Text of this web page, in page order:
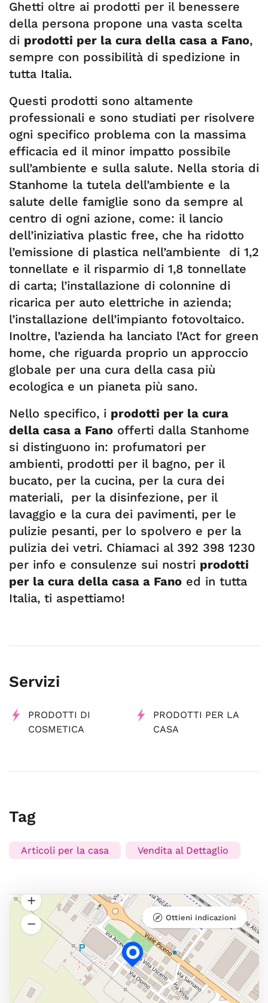
Ghetti oltre ai prodotti per il benessere
della persona propone una vasta scelta
di prodotti per la cura della casa a Fano,
sempre con possibilità di spedizione in
tutta Italia.
Questi prodotti sono altamente
professionali e sono studiati per risolvere
ogni specifico problema con la massima
efficacia ed il minor impatto possibile
sull’ambiente e sulla salute. Nella storia di
Stanhome la tutela dell’ambiente e la
salute delle famiglie sono da sempre al
centro di ogni azione, come: il lancio
dell’iniziativa plastic free, che ha ridotto
l’emissione di plastica nell’ambiente di 1,2
tonnellate e il risparmio di 1,8 tonnellate
di carta; l’installazione di colonnine di
ricarica per auto elettriche in azienda;
l’installazione dell’impianto fotovoltaico.
Inoltre, l’azienda ha lanciato l’Act for green
home, che riguarda proprio un approccio
globale per una cura della casa più
ecologica e un pianeta più sano.
Nello specifico, i prodotti per la cura
della casa a Fano offerti dalla Stanhome
si distinguono in: profumatori per
ambienti, prodotti per il bagno, per il
bucato, per la cucina, per la cura dei
materiali, per la disinfezione, per il
lavaggio e la cura dei pavimenti, per le
pulizie pesanti, per lo spolvero e per la
pulizia dei vetri. Chiamaci al 392 398 1230
per info e consulenze sui nostri prodotti
per la cura della casa a Fano ed in tutta
Italia, ti aspettiamo!
Servizi
PRODOTTI DI
COSMETICA
PRODOTTI PER LA
CASA
Tag
Articoli per la casa Vendita al Dettaglio
Ottieni indicazioni